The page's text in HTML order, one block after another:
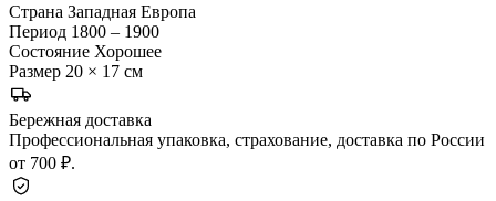
Страна Западная Европа
Период 1800 – 1900
Состояние Хорошее
Размер 20 × 17 см
Бережная доставка
Профессиональная упаковка, страхование, доставка по России
от 700 ₽.